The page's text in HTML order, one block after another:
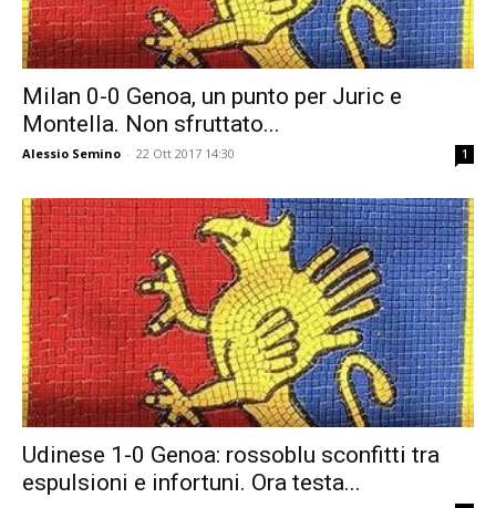
Milan 0-0 Genoa, un punto per Juric e
Montella. Non sfruttato...
Alessio Semino - 22 Ott 2017 14:30 1
Udinese 1-0 Genoa: rossoblu sconfitti tra
espulsioni e infortuni. Ora testa...